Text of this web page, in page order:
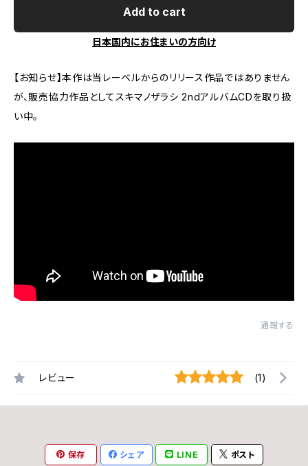
Add to cart
日本国内にお住まいの方向け
【お知らせ】本作は当レーベルからのリリース作品ではありません
が、販売協力作品としてスキマノザラシ 2ndアルバムCDを取り扱
い中。
通報する
レビュー (1)
保存 シェア LINE ポスト